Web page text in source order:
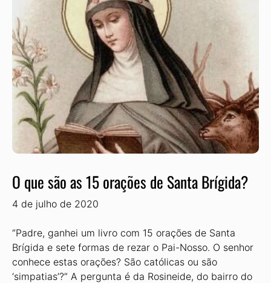
O que são as 15 orações de Santa Brígida?
4 de julho de 2020
“Padre, ganhei um livro com 15 orações de Santa
Brígida e sete formas de rezar o Pai-Nosso. O senhor
conhece estas orações? São católicas ou são
‘simpatias’?” A pergunta é da Rosineide, do bairro do